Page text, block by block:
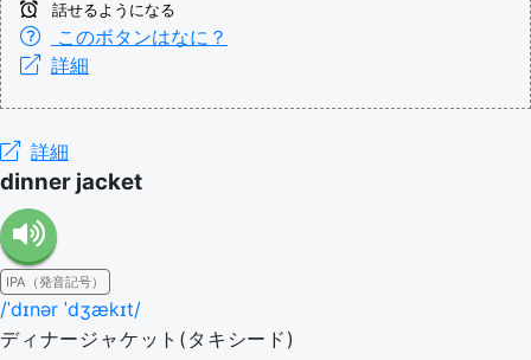
話せるようになる
このボタンはなに？
詳細
詳細
dinner jacket
IPA（発音記号）
/ˈdɪnər ˈdʒækɪt/
ディナージャケット(タキシード)